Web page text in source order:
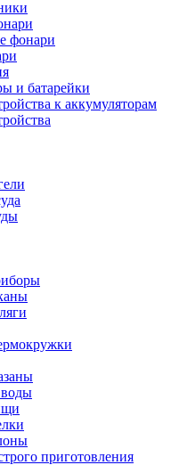
фонари
и батарейки
к аккумуляторам
приготовления